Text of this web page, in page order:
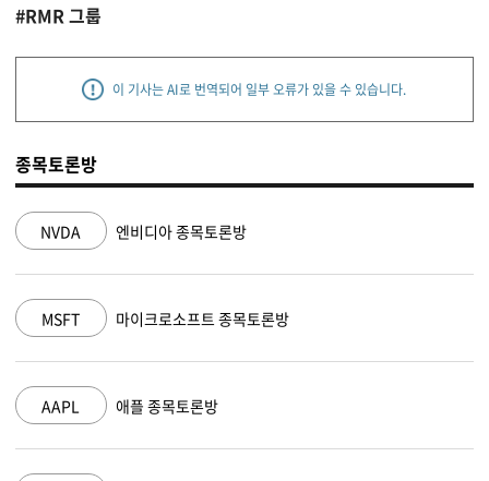
#RMR 그룹
이 기사는 AI로 번역되어 일부 오류가 있을 수 있습니다.
종목토론방
NVDA 엔비디아 종목토론방
MSFT 마이크로소프트 종목토론방
AAPL 애플 종목토론방